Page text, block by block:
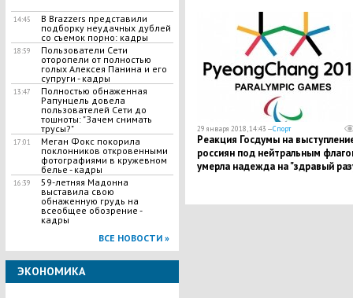
14:45
В Brazzers представили
подборку неудачных дублей
со съемок порно: кадры
18:59
​Пользователи Сети
оторопели от полностью
голых Алексея Панина и его
супруги - кадры
13:47
​Полностью обнаженная
Рапунцель довела
пользователей Сети до
тошноты: "Зачем снимать
трусы?"
17:01
Меган Фокс покорила
поклонников откровенными
фотографиями в кружевном
белье - кадры
16:39
59-летняя Мадонна
выставила свою
обнаженную грудь на
всеобщее обозрение -
кадры
ВСЕ НОВОСТИ »
ЭКОНОМИКА
29 января 2018, 14:43 —Спорт
Реакция Госдумы на
россиян под нейтральным
умерла надежда на "здравый